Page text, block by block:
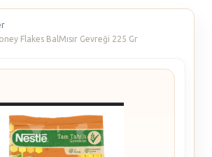
Flakes BalMısır Gevreği 225 Gr